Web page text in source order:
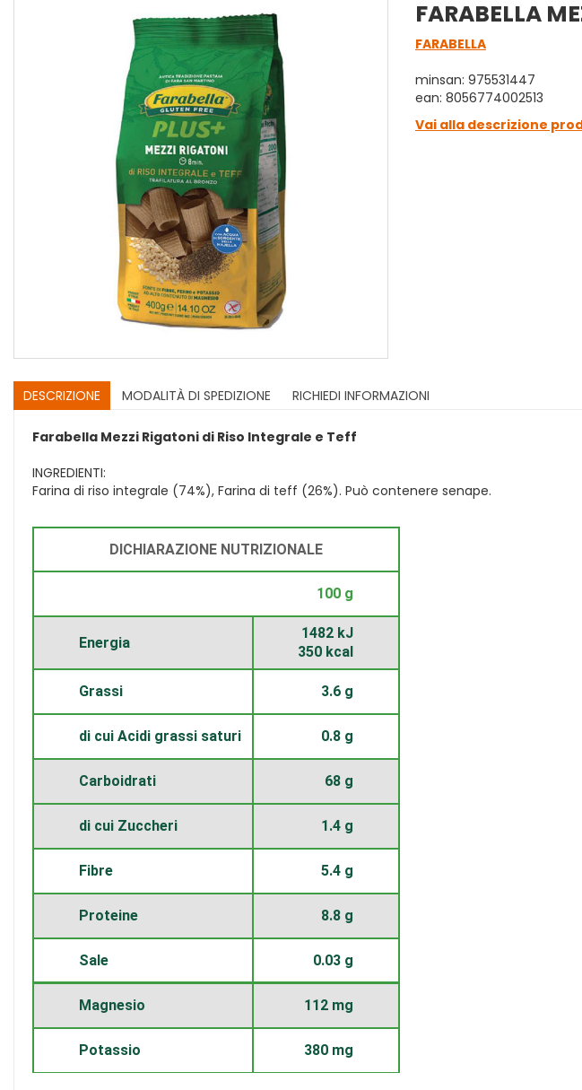
FARABELLA
FARABELLA
minsan: 975531447
ean: 8056774002513
Vai alla descrizione
DESCRIZIONE MODALITÀ DI SPEDIZIONE RICHIEDI INFORMAZIONI
Farabella Mezzi Rigatoni di Riso Integrale e Teff
INGREDIENTI:
Farina di riso integrale (74%), Farina di teff (26%). Può contenere senape.
DICHIARAZIONE NUTRIZIONALE
100 g
Energia
1482 kJ
350 kcal
Grassi 3.6 g
di cui Acidi grassi saturi 0.8 g
Carboidrati 68 g
di cui Zuccheri 1.4 g
Fibre 5.4 g
Proteine 8.8 g
Sale 0.03 g
Magnesio 112 mg
Potassio 380 mg